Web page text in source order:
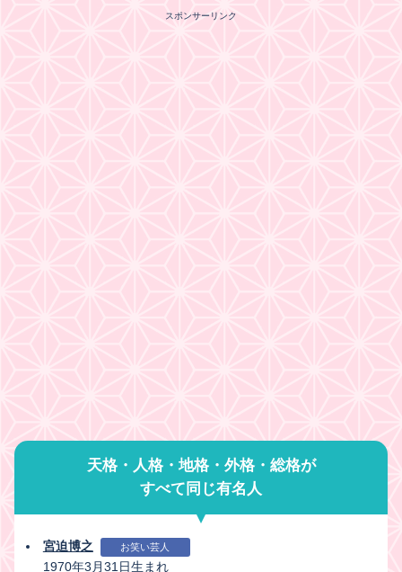
スポンサーリンク
天格・人格・地格・外格・総格が
すべて同じ有名人
宮迫博之 お笑い芸人
1970年3月31日生まれ